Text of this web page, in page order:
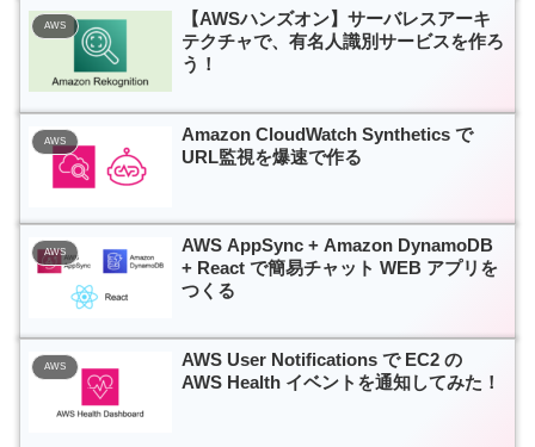
AWS
【AWSハンズオン】サーバレスアーキ
テクチャで、有名人識別サービスを作ろ
う！
AWS
Amazon CloudWatch Synthetics で
URL監視を爆速で作る
AWS
AWS AppSync + Amazon DynamoDB
+ React で簡易チャット WEB アプリを
つくる
AWS
AWS User Notifications で EC2 の
AWS Health イベントを通知してみた！